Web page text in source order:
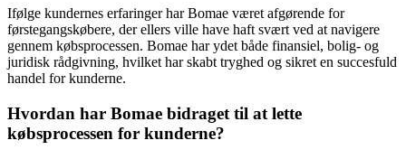
Ifølge kundernes erfaringer har Bomae været afgørende for
førstegangskøbere, der ellers ville have haft svært ved at navigere
gennem købsprocessen. Bomae har ydet både finansiel, bolig- og
juridisk rådgivning, hvilket har skabt tryghed og sikret en succesfuld
handel for kunderne.
Hvordan har Bomae bidraget til at lette
købsprocessen for kunderne?